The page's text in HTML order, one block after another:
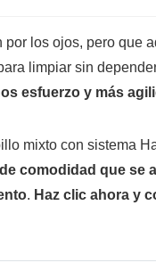
los ojos, pero que
limpiar sin
esfuerzo y más
mixto con sistema
comodidad que se
. Haz clic ahora y